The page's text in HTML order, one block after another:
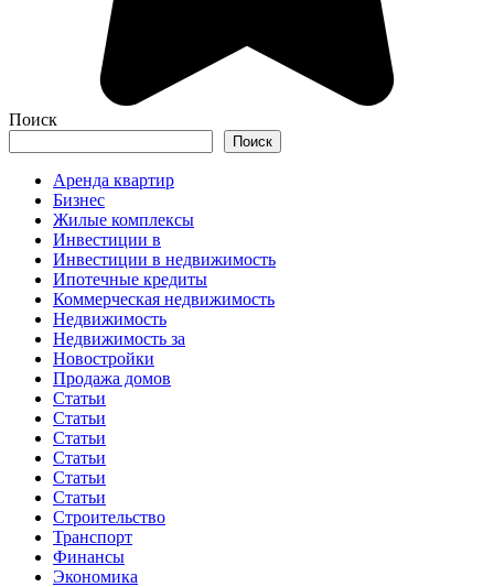
Поиск
Поиск
Аренда квартир
Бизнес
Жилые комплексы
Инвестиции в
Инвестиции в недвижимость
Ипотечные кредиты
Коммерческая недвижимость
Недвижимость
Недвижимость за
Новостройки
Продажа домов
Статьи
Статьи
Статьи
Статьи
Статьи
Статьи
Строительство
Транспорт
Финансы
Экономика